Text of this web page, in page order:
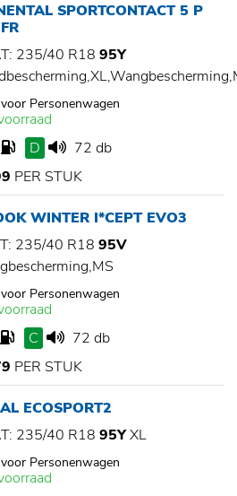
SPORTCONTACT 5 P
235/40 R18 95Y
Personenwagen
D
72 db
PER STUK
WINTER I*CEPT EVO3
235/40 R18 95V
Personenwagen
C
72 db
PER STUK
ECOSPORT2
235/40 R18 95YXL
Personenwagen